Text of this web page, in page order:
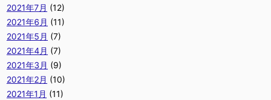
2021年7月 (12)
2021年6月 (11)
2021年5月 (7)
2021年4月 (7)
2021年3月 (9)
2021年2月 (10)
2021年1月 (11)